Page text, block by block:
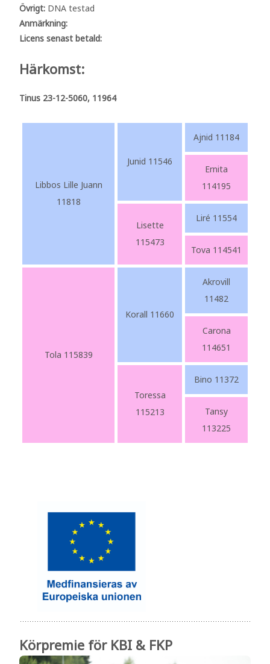
Övrigt: DNA testad
Anmärkning:
Licens senast betald:
Härkomst:
Tinus 23-12-5060, 11964
Libbos Lille Juann
11818
Junid 11546
Ajnid 11184
Ernita
114195
Lisette
115473
Liré 11554
Tova 114541
Tola 115839
Korall 11660
Akrovill
11482
Carona
114651
Toressa
115213
Bino 11372
Tansy
113225
Körpremie för KBI & FKP